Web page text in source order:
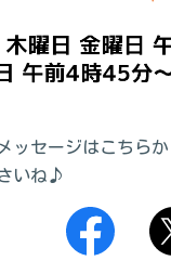
ッセージはこちらか
いね♪